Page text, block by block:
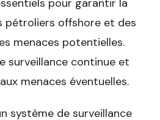
pour garantir la
offshore et des
menaces potentielles.
surveillance continue et
menaces éventuelles.
système de surveillance